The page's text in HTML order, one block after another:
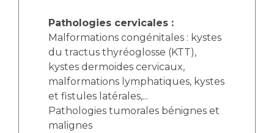
Pathologies cervicales :
Malformations congénitales : kystes
du tractus thyréoglosse (KTT),
kystes dermoides cervicaux,
malformations lymphatiques, kystes
et fistules latérales,...
Pathologies tumorales bénignes et
malignes